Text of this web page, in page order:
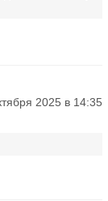
2025 в 14:35